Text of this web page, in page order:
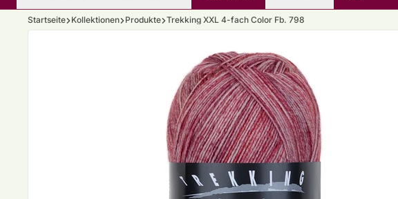
Startseite Kollektionen Produkte Trekking XXL 4-fach Color Fb. 798